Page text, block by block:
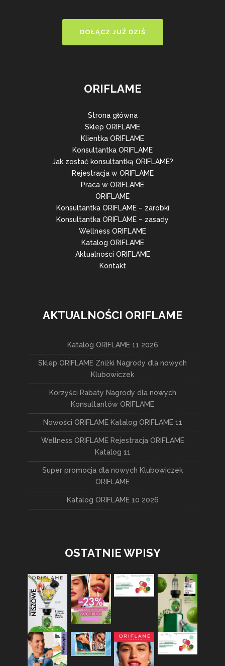
DOŁĄCZ JUŻ DZIŚ
ORIFLAME
Strona główna
Sklep ORIFLAME
Klientka ORIFLAME
Konsultantka ORIFLAME
Jak zostać konsultantką ORIFLAME?
Rejestracja w ORIFLAME
Praca w ORIFLAME
ORIFLAME
Konsultantka ORIFLAME – zarobki
Konsultantka ORIFLAME – zasady
Wellness ORIFLAME
Katalog ORIFLAME
Aktualności ORIFLAME
Kontakt
AKTUALNOŚCI ORIFLAME
Katalog ORIFLAME 11 2026
Sklep ORIFLAME Zniżki Nagrody dla nowych
Klubowiczek
Korzyści Rabaty Nagrody dla nowych
Konsultantów ORIFLAME
Nowości ORIFLAME Katalog ORIFLAME 11
Wellness ORIFLAME Rejestracja ORIFLAME
Katalog 11
Super promocja dla nowych Klubowiczek
ORIFLAME
Katalog ORIFLAME 10 2026
OSTATNIE WPISY